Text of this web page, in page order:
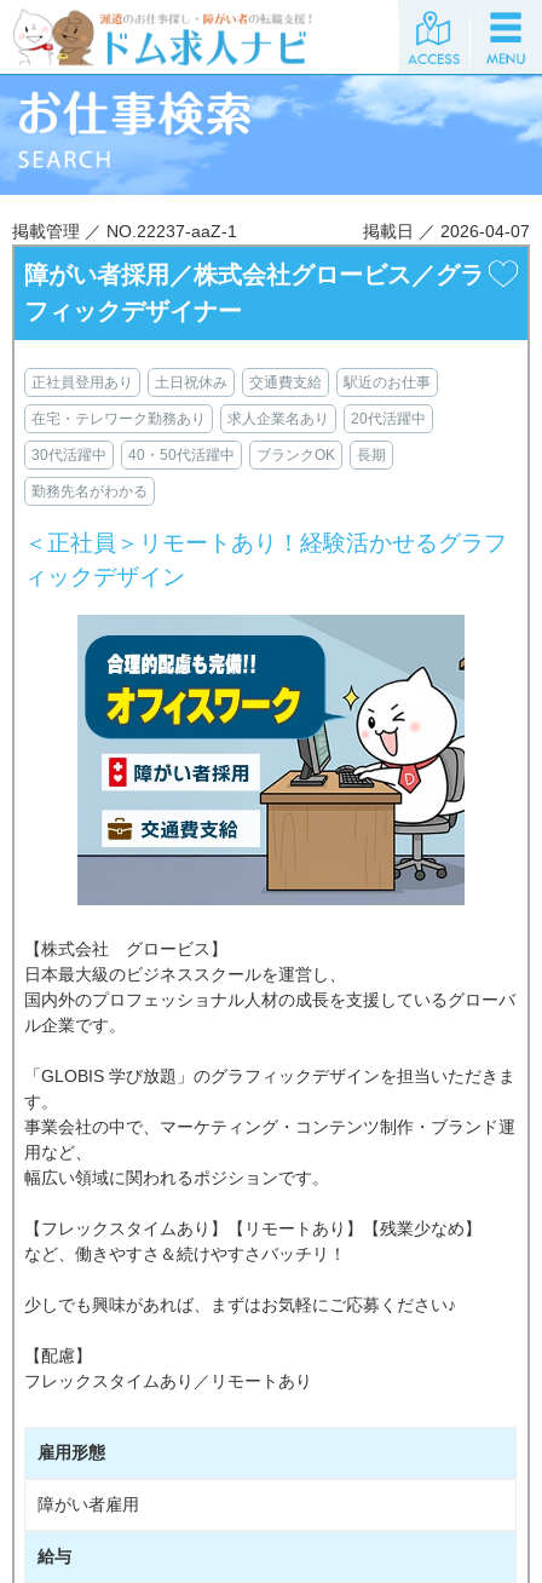
掲載管理 ／ NO.22237-aaZ-1 掲載日 ／ 2026-04-07
障がい者採用／株式会社グロービス／グラ
フィックデザイナー
正社員登用あり 土日祝休み 交通費支給 駅近のお仕事
在宅・テレワーク勤務あり 求人企業名あり 20代活躍中
30代活躍中 40・50代活躍中 ブランクOK 長期
勤務先名がわかる
＜正社員＞リモートあり！経験活かせるグラフ
ィックデザイン
【株式会社 グロービス】
日本最大級のビジネススクールを運営し、
国内外のプロフェッショナル人材の成長を支援しているグローバ
ル企業です。
「GLOBIS 学び放題」のグラフィックデザインを担当いただきま
す。
事業会社の中で、マーケティング・コンテンツ制作・ブランド運
用など、
幅広い領域に関われるポジションです。
【フレックスタイムあり】【リモートあり】【残業少なめ】
など、働きやすさ＆続けやすさバッチリ！
少しでも興味があれば、まずはお気軽にご応募ください♪
【配慮】
フレックスタイムあり／リモートあり
雇用形態
障がい者雇用
給与